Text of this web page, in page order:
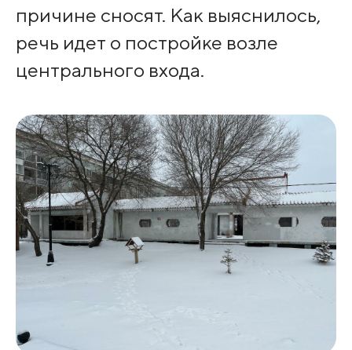
причине сносят. Как выяснилось,
речь идет о постройке возле
центрального входа.